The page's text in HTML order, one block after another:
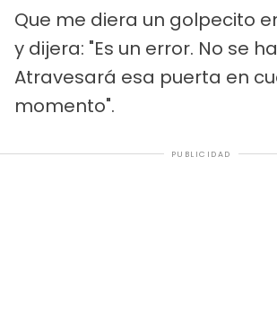
Que me diera un golpecito
y dijera: "Es un error. No se
Atravesará esa puerta en
momento".
PUBLICIDAD